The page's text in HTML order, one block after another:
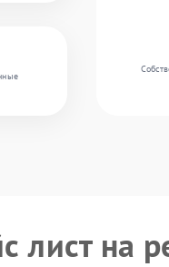
лист на